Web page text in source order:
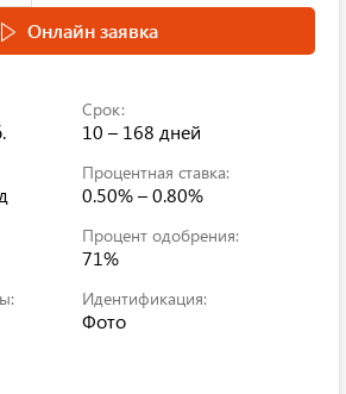
Онлайн заявка
Срок:
10 – 168 дней
Процентная ставка:
0.50% – 0.80%
Процент одобрения:
71%
Идентификация:
Фото